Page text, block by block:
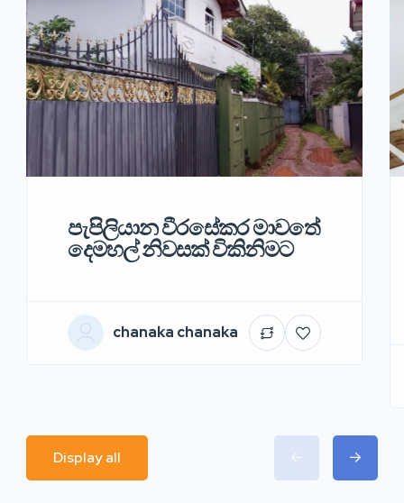
පැපිලියාන වීරසේකර මාවතේ
දෙමහල් නිවසක් විකිනිමට
chanaka chanaka
Display all